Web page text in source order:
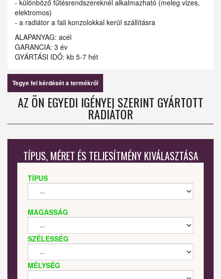
- különböző fűtésrendszereknél alkalmazható (meleg vizes,
elektromos)
- a radiátor a fali konzolokkal kerül szállításra
ALAPANYAG: acél
GARANCIA: 3 év
GYÁRTÁSI IDŐ: kb 5-7 hét
Tegye fel kérdését a termékről
AZ ÖN EGYEDI IGÉNYEI SZERINT GYÁRTOTT
RADIÁTOR
TÍPUS, MÉRET ÉS TELJESÍTMÉNY KIVÁLASZTÁSA
TÍPUS
MAGASSÁG
SZÉLESSÉG
MÉLYSÉG